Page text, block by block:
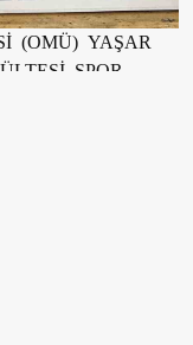
(OMÜ) YAŞAR
SPOR